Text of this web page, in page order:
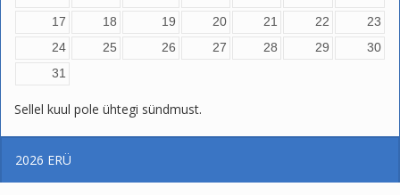
17
18 19 20 21 22
23
24
25 26 27 28 29
30
31
Sellel kuul pole ühtegi sündmust.
2026 ERÜ